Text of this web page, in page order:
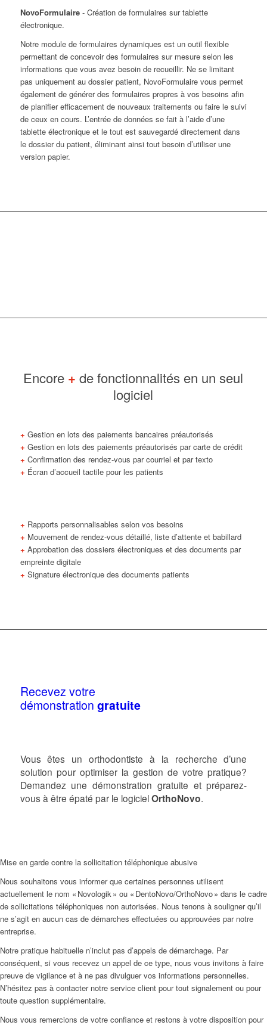
NovoFormulaire- Création de formulaires sur tablette
électronique.
Notre module de formulaires dynamiques est un outil flexible
permettant de concevoir des formulaires sur mesure selon les
informations que vous avez besoin de recueillir. Ne se limitant
pas uniquement au dossier patient, NovoFormulaire vous permet
également de générer des formulaires propres à vos besoins afin
de planifier efficacement de nouveaux traitements ou faire le suivi
de ceux en cours. L’entrée de données se fait à l’aide d’une
tablette électronique et le tout est sauvegardé directement dans
le dossier du patient, éliminant ainsi tout besoin d’utiliser une
version papier.
Encore + de fonctionnalités en un seul
logiciel
+ Gestion en lots des paiements bancaires préautorisés
+ Gestion en lots des paiements préautorisés par carte de crédit
+ Confirmation des rendez-vous par courriel et par texto
+ Écran d’accueil tactile pour les patients
+ Rapports personnalisables selon vos besoins
+ Mouvement de rendez-vous détaillé, liste d’attente et babillard
+ Approbation des dossiers électroniques et des documents par
empreinte digitale
+ Signature électronique des documents patients
Recevez votre
démonstration gratuite
Vous êtes un orthodontiste à la recherche d’une
solution pour optimiser la gestion de votre pratique?
Demandez une démonstration gratuite et préparez-
vous à être épaté par le logicielOrthoNovo.
Mise en garde contre la sollicitation téléphonique abusive
Nous souhaitons vous informer que certaines personnes utilisent
actuellement le nom « Novologik » ou « DentoNovo/OrthoNovo » dans le cadre
de sollicitations téléphoniques non autorisées. Nous tenons à souligner qu’il
ne s’agit en aucun cas de démarches effectuées ou approuvées par notre
entreprise.
Notre pratique habituelle n’inclut pas d’appels de démarchage. Par
conséquent, si vous recevez un appel de ce type, nous vous invitons à faire
preuve de vigilance et à ne pas divulguer vos informations personnelles.
N’hésitez pas à contacter notre service client pour tout signalement ou pour
toute question supplémentaire.
Nous vous remercions de votre confiance et restons à votre disposition pour